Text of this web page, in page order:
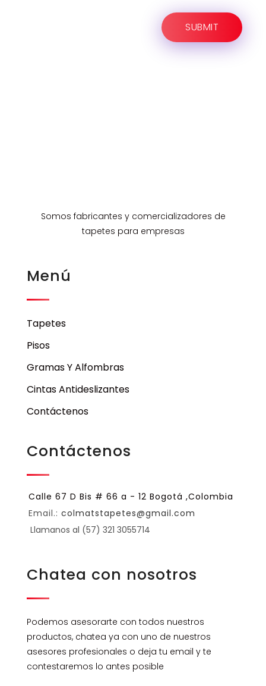
Somos fabricantes y comercializadores de
tapetes para empresas
Menú
Tapetes
Pisos
Gramas Y Alfombras
Cintas Antideslizantes
Contáctenos
Contáctenos
Calle 67 D Bis # 66 a - 12 Bogotá ,Colombia
Email.: colmatstapetes@gmail.com
Llamanos al (57) 321 3055714
Chatea con nosotros
Podemos asesorarte con todos nuestros
productos, chatea ya con uno de nuestros
asesores profesionales o deja tu email y te
contestaremos lo antes posible